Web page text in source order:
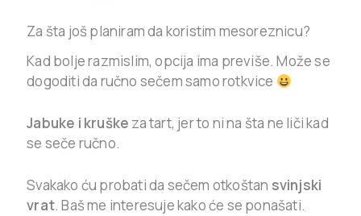
Za šta još planiram da koristim mesoreznicu?
Kad bolje razmislim, opcija ima previše. Može se
dogoditi da ručno sečem samo rotkvice
Jabuke i kruške za tart, jer to ni na šta ne liči kad
se seče ručno.
Svakako ću probati da sečem otkoštan svinjski
vrat. Baš me interesuje kako će se ponašati.